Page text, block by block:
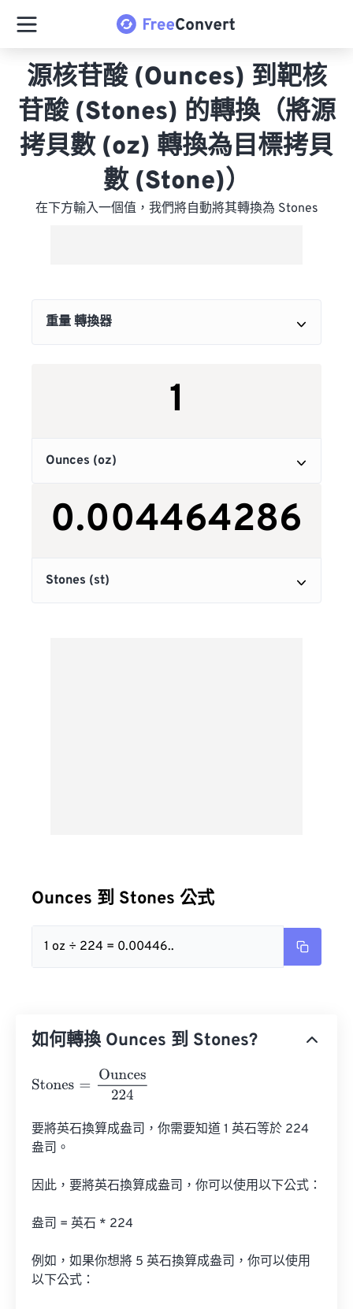
源核苷酸 (Ounces) 到靶核
苷酸 (Stones) 的轉換（將源
拷貝數 (oz) 轉換為目標拷貝
數 (Stone)）
在下方輸入一個值，我們將自動將其轉換為 Stones
Ounces 到 Stones 公式
1 oz ÷ 224 = 0.00446..
如何轉換 Ounces 到 Stones?
Stones Ounces224
要將英石換算成盎司，你需要知道 1 英石等於 224
盎司。
因此，要將英石換算成盎司，你可以使用以下公式：
盎司 = 英石 * 224
例如，如果你想將 5 英石換算成盎司，你可以使用
以下公式：